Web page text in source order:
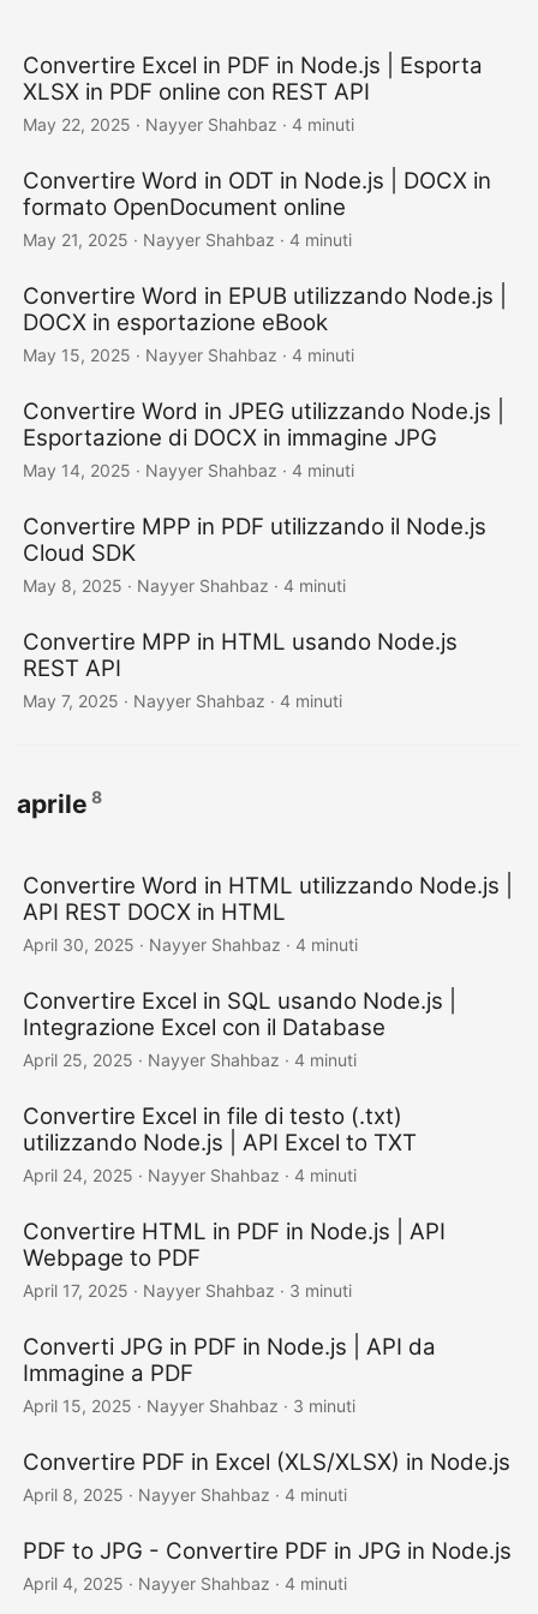
Convertire Excel in PDF in Node.js | Esporta
XLSX in PDF online con REST API
May 22, 2025 · Nayyer Shahbaz · 4 minuti
Convertire Word in ODT in Node.js | DOCX in
formato OpenDocument online
May 21, 2025 · Nayyer Shahbaz · 4 minuti
Convertire Word in EPUB utilizzando Node.js |
DOCX in esportazione eBook
May 15, 2025 · Nayyer Shahbaz · 4 minuti
Convertire Word in JPEG utilizzando Node.js |
Esportazione di DOCX in immagine JPG
May 14, 2025 · Nayyer Shahbaz · 4 minuti
Convertire MPP in PDF utilizzando il Node.js
Cloud SDK
May 8, 2025 · Nayyer Shahbaz · 4 minuti
Convertire MPP in HTML usando Node.js
REST API
May 7, 2025 · Nayyer Shahbaz · 4 minuti
aprile 8
Convertire Word in HTML utilizzando Node.js |
API REST DOCX in HTML
April 30, 2025 · Nayyer Shahbaz · 4 minuti
Convertire Excel in SQL usando Node.js |
Integrazione Excel con il Database
April 25, 2025 · Nayyer Shahbaz · 4 minuti
Convertire Excel in file di testo (.txt)
utilizzando Node.js | API Excel to TXT
April 24, 2025 · Nayyer Shahbaz · 4 minuti
Convertire HTML in PDF in Node.js | API
Webpage to PDF
April 17, 2025 · Nayyer Shahbaz · 3 minuti
Converti JPG in PDF in Node.js | API da
Immagine a PDF
April 15, 2025 · Nayyer Shahbaz · 3 minuti
Convertire PDF in Excel (XLS/XLSX) in Node.js
April 8, 2025 · Nayyer Shahbaz · 4 minuti
PDF to JPG - Convertire PDF in JPG in Node.js
April 4, 2025 · Nayyer Shahbaz · 4 minuti